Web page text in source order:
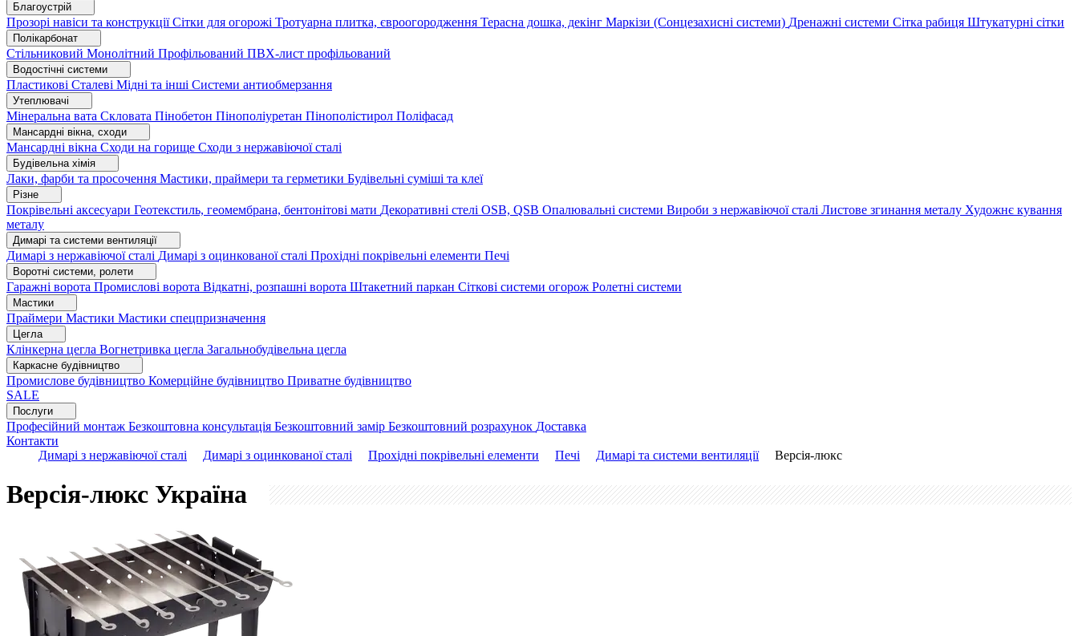
Благоустрій
Прозорі навіси та конструкціїСітки для огорожі Тротуарна плитка, євроогородження Терасна дошка, декінг Маркізи (Сонцезахисні системи) Дренажні системи Сітка рабиця Штукатурні сітки
Полікарбонат
Стільниковий Монолітний Профільований ПВХ-лист профільований
Водостічні системи
Пластикові Сталеві Мідні та інші Системи антиобмерзання
Утеплювачі
Мінеральна вата Скловата Пінобетон Пінополіуретан Пінополістирол Поліфасад
Мансардні вікна, сходи
Мансардні вікна Сходи на горище Сходи з нержавіючої сталі
Будівельна хімія
Лаки, фарби та просочення Мастики, праймери та герметики Будівельні суміші та клеї
Різне
Покрівельні аксесуари Геотекстиль, геомембрана, бентонітові мати Декоративні стелі OSB, QSB Опалювальні системи Вироби з нержавіючої сталі Листове згинання металу Художнє кування
металу
Димарі та системи вентиляції
Димарі з нержавіючої сталі Димарі з оцинкованої сталі Прохідні покрівельні елементи Печі
Воротні системи, ролети
Гаражні ворота Промислові ворота Відкатні, розпашні ворота Штакетний паркан Сіткові системи огорож Ролетні системи
Мастики
Праймери Мастики Мастики спецпризначення
Цегла
Клінкерна цегла Вогнетривка цегла Загальнобудівельна цегла
Каркасне будівництво
Промислове будівництво Комерційне будівництво Приватне будівництво
SALE
Послуги
Професійний монтаж Безкоштовна консультація Безкоштовний замір Безкоштовний розрахунок Доставка
Контакти
Димарі з нержавіючої сталі
Димарі з оцинкованої сталі Прохідні покрівельні елементи Печі Димарі та системи вентиляції Версія-люкс
Версія-люкс Україна